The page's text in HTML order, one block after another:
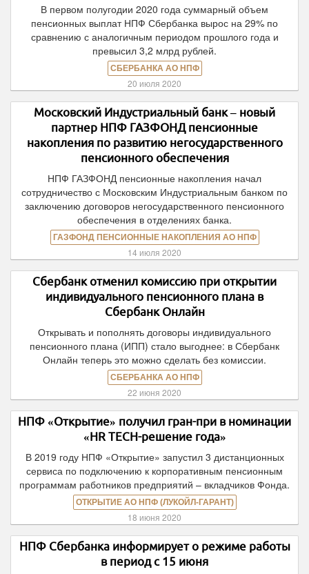
В первом полугодии 2020 года суммарный объем
пенсионных выплат НПФ Сбербанка вырос на 29% по
сравнению с аналогичным периодом прошлого года и
превысил 3,2 млрд рублей.
СБЕРБАНКА АО НПФ
20 июля 2020
Московский Индустриальный банк – новый
партнер НПФ ГАЗФОНД пенсионные
накопления по развитию негосударственного
пенсионного обеспечения
НПФ ГАЗФОНД пенсионные накопления начал
сотрудничество с Московским Индустриальным банком по
заключению договоров негосударственного пенсионного
обеспечения в отделениях банка.
ГАЗФОНД ПЕНСИОННЫЕ НАКОПЛЕНИЯ АО НПФ
14 июля 2020
Сбербанк отменил комиссию при открытии
индивидуального пенсионного плана в
Сбербанк Онлайн
Открывать и пополнять договоры индивидуального
пенсионного плана (ИПП) стало выгоднее: в Сбербанк
Онлайн теперь это можно сделать без комиссии.
СБЕРБАНКА АО НПФ
22 июня 2020
НПФ «Открытие» получил гран-при в номинации
«HR TECH-решение года»
В 2019 году НПФ «Открытие» запустил 3 дистанционных
сервиса по подключению к корпоративным пенсионным
программам работников предприятий – вкладчиков Фонда.
ОТКРЫТИЕ АО НПФ (ЛУКОЙЛ-ГАРАНТ)
18 июня 2020
НПФ Сбербанка информирует о режиме работы
в период с 15 июня